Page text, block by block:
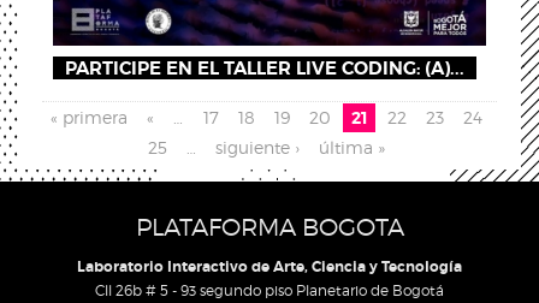
PARTICIPE EN EL TALLER LIVE CODING: (A)...
Páginas
« primera « 17 18 19 20 21 22 23
24
25
siguiente › última »
PLATAFORMA BOGOTA
Laboratorio Interactivo de Arte, Ciencia y Tecnología
Cll 26b # 5 - 93 segundo piso Planetario de Bogotá